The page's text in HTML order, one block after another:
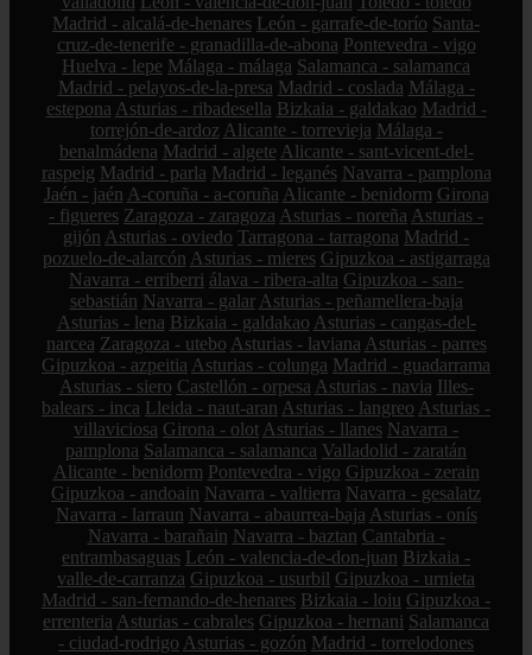
Madrid - alcalá-de-henares León - garrafe-de-torío Santa-
cruz-de-tenerife - granadilla-de-abona Pontevedra - vigo
Huelva - lepe Málaga - málaga Salamanca - salamanca
Madrid - pelayos-de-la-presa Madrid - coslada Málaga -
estepona Asturias - ribadesella Bizkaia - galdakao Madrid -
torrejón-de-ardoz Alicante - torrevieja Málaga -
benalmádena Madrid - algete Alicante - sant-vicent-del-
raspeig Madrid - parla Madrid - leganés Navarra - pamplona
Jaén - jaén A-coruña - a-coruña Alicante - benidorm Girona
- figueres Zaragoza - zaragoza Asturias - noreña Asturias -
gijón Asturias - oviedo Tarragona - tarragona Madrid -
pozuelo-de-alarcón Asturias - mieres Gipuzkoa - astigarraga
Navarra - erriberri álava - ribera-alta Gipuzkoa - san-
sebastián Navarra - galar Asturias - peñamellera-baja
Asturias - lena Bizkaia - galdakao Asturias - cangas-del-
narcea Zaragoza - utebo Asturias - laviana Asturias - parres
Gipuzkoa - azpeitia Asturias - colunga Madrid - guadarrama
Asturias - siero Castellón - orpesa Asturias - navia Illes-
balears - inca Lleida - naut-aran Asturias - langreo Asturias -
villaviciosa Girona - olot Asturias - llanes Navarra -
pamplona Salamanca - salamanca Valladolid - zaratán
Alicante - benidorm Pontevedra - vigo Gipuzkoa - zerain
Gipuzkoa - andoain Navarra - valtierra Navarra - gesalatz
Navarra - larraun Navarra - abaurrea-baja Asturias - onís
Navarra - barañain Navarra - baztan Cantabria -
entrambasaguas León - valencia-de-don-juan Bizkaia -
valle-de-carranza Gipuzkoa - usurbil Gipuzkoa - urnieta
Madrid - san-fernando-de-henares Bizkaia - loiu Gipuzkoa -
errenteria Asturias - cabrales Gipuzkoa - hernani Salamanca
- ciudad-rodrigo Asturias - gozón Madrid - torrelodones